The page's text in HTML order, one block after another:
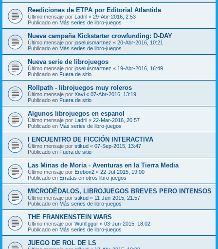
Reediciones de ETPA por Editorial Atlantida
Último mensaje por Ladril « 29-Abr-2016, 2:53
Publicado en Más series de libro-juegos
Nueva campaña Kickstarter crowfunding: D-DAY
Último mensaje por joseluismartnez « 20-Abr-2016, 10:21
Publicado en Más series de libro-juegos
Nueva serie de librojuegos
Último mensaje por joseluismartnez « 19-Abr-2016, 16:49
Publicado en Fuera de sitio
Rollpath - librojuegos muy roleros
Último mensaje por Xavi « 07-Abr-2016, 13:19
Publicado en Fuera de sitio
Algunos librojuegos en espanol
Último mensaje por Ladril « 22-Mar-2016, 20:57
Publicado en Más series de libro-juegos
I ENCUENTRO DE FICCIÓN INTERACTIVA
Último mensaje por stikud « 07-Sep-2015, 13:47
Publicado en Fuera de sitio
Las Minas de Moria - Aventuras en la Tierra Media
Último mensaje por Erebon2 « 22-Jul-2015, 19:00
Publicado en Erratas en otros libro-juegos
MICRODÉDALOS, LIBROJUEGOS BREVES PERO INTENSOS
Último mensaje por stikud « 11-Jun-2015, 21:57
Publicado en Más series de libro-juegos
THE FRANKENSTEIN WARS
Último mensaje por Wuhlfggur « 03-Jun-2015, 18:02
Publicado en Más series de libro-juegos
JUEGO DE ROL DE LS